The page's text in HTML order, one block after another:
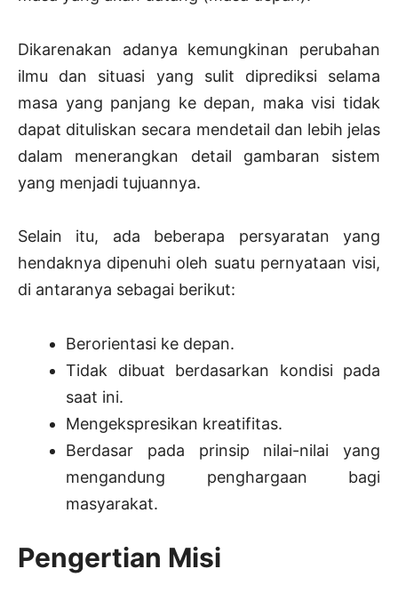
Dikarenakan adanya kemungkinan perubahan
ilmu dan situasi yang sulit diprediksi selama
masa yang panjang ke depan, maka visi tidak
dapat dituliskan secara mendetail dan lebih jelas
dalam menerangkan detail gambaran sistem
yang menjadi tujuannya.
Selain itu, ada beberapa persyaratan yang
hendaknya dipenuhi oleh suatu pernyataan visi,
di antaranya sebagai berikut:
Berorientasi ke depan.
Tidak dibuat berdasarkan kondisi pada
saat ini.
Mengekspresikan kreatifitas.
Berdasar pada prinsip nilai-nilai yang
mengandung penghargaan bagi
masyarakat.
Pengertian Misi